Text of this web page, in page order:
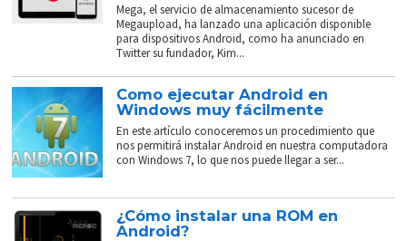
Mega, el servicio de almacenamiento sucesor de
Megaupload, ha lanzado una aplicación disponible
para dispositivos Android, como ha anunciado en
Twitter su fundador, Kim...
Como ejecutar Android en
Windows muy fácilmente
En este artículo conoceremos un procedimiento que
nos permitirá instalar Android en nuestra computadora
con Windows 7, lo que nos puede llegar a ser...
¿Cómo instalar una ROM en
Android?